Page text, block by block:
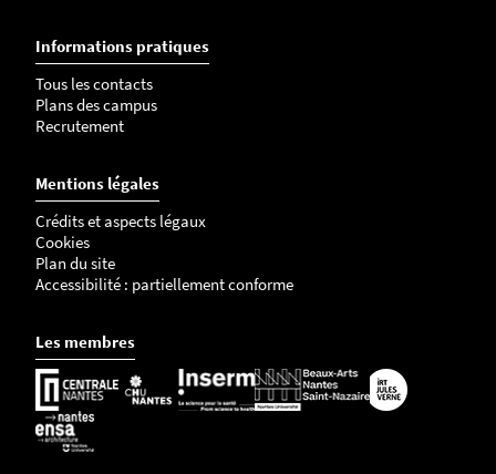
Informations pratiques
Tous les contacts
Plans des campus
Recrutement
Mentions légales
Crédits et aspects légaux
Cookies
Plan du site
Accessibilité : partiellement conforme
Les membres